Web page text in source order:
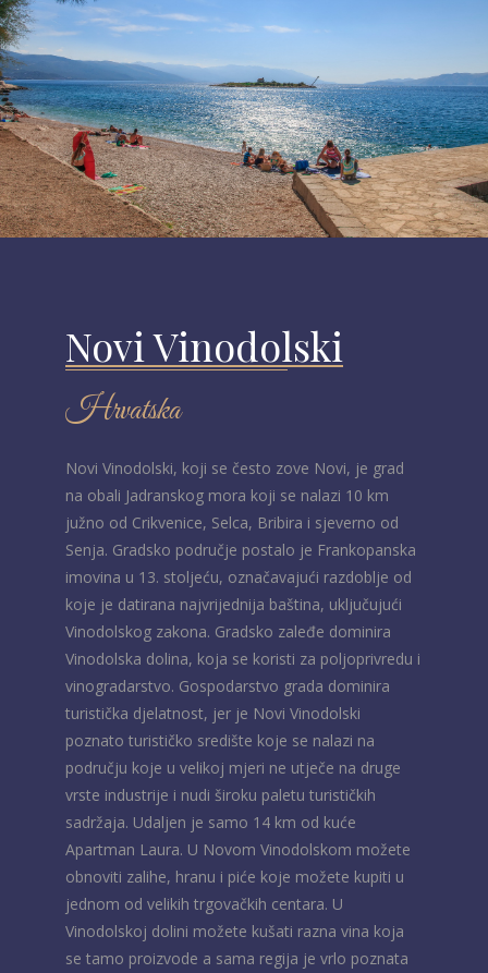
Novi Vinodolski
Hrvatska
Novi Vinodolski, koji se često zove Novi, je grad
na obali Jadranskog mora koji se nalazi 10 km
južno od Crikvenice, Selca, Bribira i sjeverno od
Senja. Gradsko područje postalo je Frankopanska
imovina u 13. stoljeću, označavajući razdoblje od
koje je datirana najvrijednija baština, uključujući
Vinodolskog zakona. Gradsko zaleđe dominira
Vinodolska dolina, koja se koristi za poljoprivredu i
vinogradarstvo. Gospodarstvo grada dominira
turistička djelatnost, jer je Novi Vinodolski
poznato turističko središte koje se nalazi na
području koje u velikoj mjeri ne utječe na druge
vrste industrije i nudi široku paletu turističkih
sadržaja. Udaljen je samo 14 km od kuće
Apartman Laura. U Novom Vinodolskom možete
obnoviti zalihe, hranu i piće koje možete kupiti u
jednom od velikih trgovačkih centara. U
Vinodolskoj dolini možete kušati razna vina koja
se tamo proizvode a sama regija je vrlo poznata